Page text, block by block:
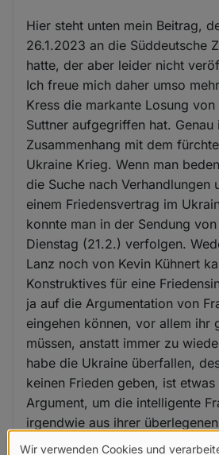
Hier steht unten mein Beitrag,
26.1.2023 an die Süddeutsche
hatte, der aber leider nicht
Ich freue mich daher umso
Kress die markante Losung
Suttner aufgegriffen hat. Genau
Zusammenhang mit dem
Ukraine Krieg. Wenn man
die Suche nach Verhandlungen
einem Friedensvertrag im
konnte man in der Sendung
Dienstag (21.2.) verfolgen.
Lanz noch von Kevin Kühnert
Konstruktives für eine
ja auf die Argumentation von
eingehen können, vor allem ihr
müssen, anstatt immer zu
habe die Ukraine überfallen,
keinen Frieden geben, ist
Argument, um die intelligente
irgendwie aus ihrer
Wir verwenden Cookies und